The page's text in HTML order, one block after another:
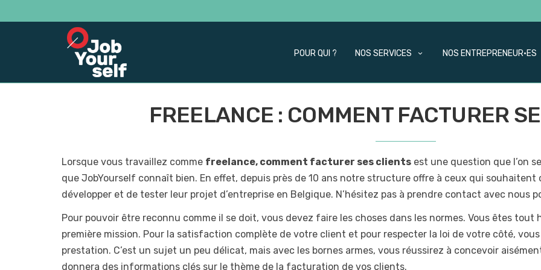
POUR QUI ? NOS SERVICES NOS ENTREPRENEUR·ES
FREELANCE : COMMENT FACTURER
Lorsque vous travaillez comme freelance, comment facturer ses clients est une question que l’on
que JobYourself connaît bien. En effet, depuis près de 10 ans notre structure offre à ceux qui souhaitent
développer et de tester leur projet d’entreprise en Belgique. N’hésitez pas à prendre contact avec nous
Pour pouvoir être reconnu comme il se doit, vous devez faire les choses dans les normes. Vous êtes
première mission. Pour la satisfaction complète de votre client et pour respecter la loi de votre côté,
prestation. C’est un sujet un peu délicat, mais avec les bornes armes, vous réussirez à concevoir
donnera des informations clés sur le thème de la facturation de vos clients.